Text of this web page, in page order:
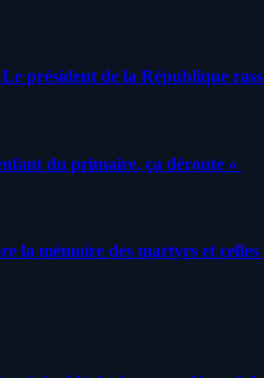
président de la République
du primaire, ça déroute «
la mémoire des martyrs et